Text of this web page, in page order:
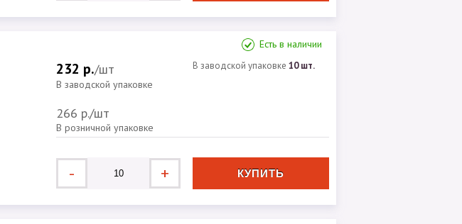
Есть в наличии
232 р./шт
В заводской упаковке
266 р./шт
В розничной упаковке
В заводской упаковке10 шт.
- +